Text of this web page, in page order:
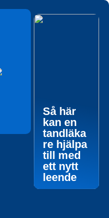
Så här
kan en
tandläka
re hjälpa
till med
ett nytt
leende